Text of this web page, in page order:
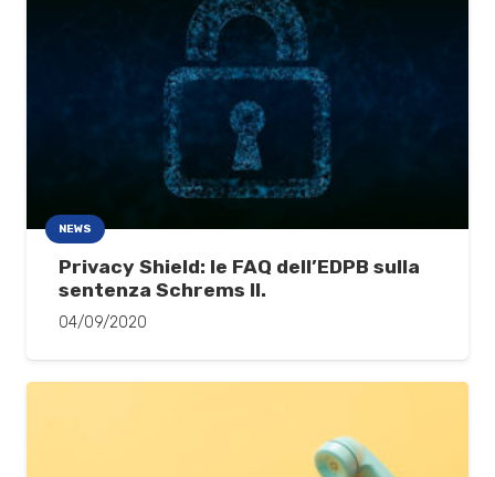
NEWS
Privacy Shield: le FAQ dell’EDPB sulla
sentenza Schrems II.
04/09/2020